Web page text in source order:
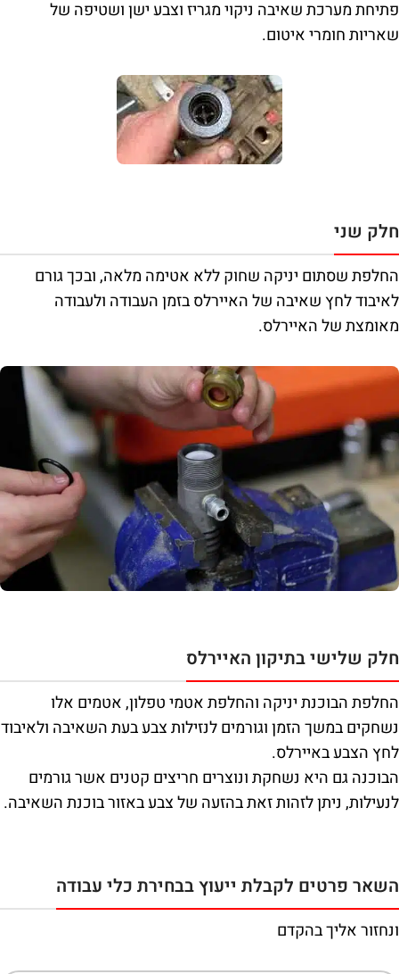
פתיחת מערכת שאיבה ניקוי מגריז וצבע ישן ושטיפה של
שאריות חומרי איטום.
חלק שני
החלפת שסתום יניקה שחוק ללא אטימה מלאה, ובכך גורם
לאיבוד לחץ שאיבה של האיירלס בזמן העבודה ולעבודה
מאומצת של האיירלס.
חלק שלישי בתיקון האיירלס
החלפת הבוכנת יניקה והחלפת אטמי טפלון, אטמים אלו
נשחקים במשך הזמן וגורמים לנזילות צבע בעת השאיבה ולאיבוד
לחץ הצבע באיירלס.
הבוכנה גם היא נשחקת ונוצרים חריצים קטנים אשר גורמים
לנעילות, ניתן לזהות זאת בהזעה של צבע באזור בוכנת השאיבה.
השאר פרטים לקבלת ייעוץ בבחירת כלי עבודה
ונחזור אליך בהקדם